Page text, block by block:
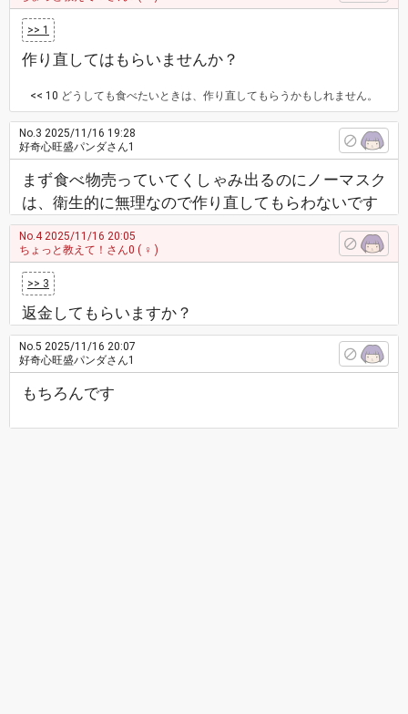
>> 1
作り直してはもらいませんか？
<< 10 どうしても食べたいときは、作り直してもらうかもしれません。
No.3 2025/11/16 19:28
好奇心旺盛パンダさん1
まず食べ物売っていてくしゃみ出るのにノーマスク
は、衛生的に無理なので作り直してもらわないです
No.42025/11/16 20:05
ちょっと教えて！さん0 ( ♀ )
>> 3
返金してもらいますか？
No.5 2025/11/16 20:07
好奇心旺盛パンダさん1
もちろんです